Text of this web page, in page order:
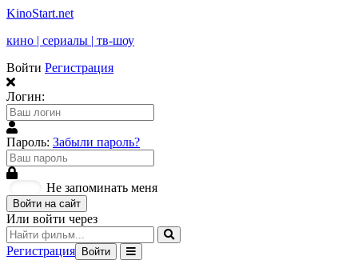
KinoStart.net
кино | сериалы | тв-шоу
Войти Регистрация
Логин:
Пароль: Забыли пароль?
Не запоминать меня
Войти на сайт
Или войти через
Регистрация Войти